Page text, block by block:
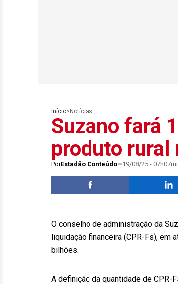
Início> Notícias
Suzano fará
produto rural
PorEstadão Conteúdo 19/08/25 -
O conselho de administração da
liquidação financeira (CPR-Fs), em
bilhões.
A definição da quantidade de